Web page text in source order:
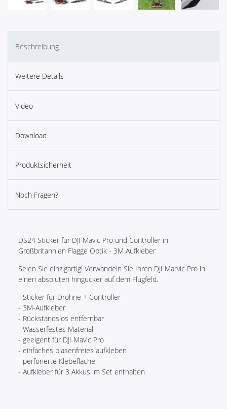
Beschreibung
Weitere Details
Video
Download
Produktsicherheit
Noch Fragen?
DS24 Sticker für DJI Mavic Pro und Controller in
Großbritannien Flagge Optik - 3M Aufkleber
Seien Sie einzigartig! Verwandeln Sie Ihren DJI Marvic Pro in
einen absoluten hingucker auf dem Flugfeld.
- Sticker für Drohne + Controller
- 3M-Aufkleber
- Rückstandslos entfernbar
- Wasserfestes Material
- geeigent für DJI Mavic Pro
- einfaches blasenfreies aufkleben
- perforierte Klebefläche
- Aufkleber für 3 Akkus im Set enthalten